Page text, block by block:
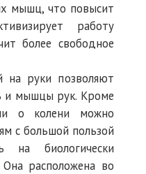
мышц, что повысит
работу
более свободное
на руки позволяют
и мышцы рук. Кроме
о колени можно
с большой пользой
на биологически
Она расположена во